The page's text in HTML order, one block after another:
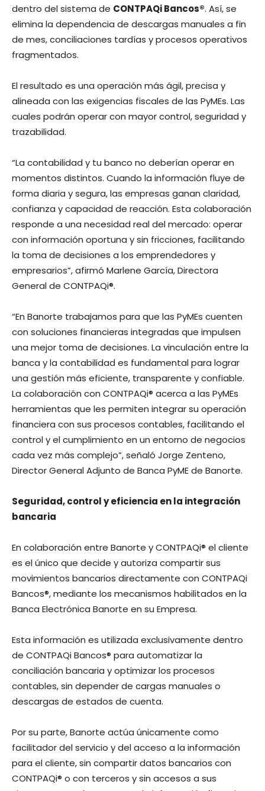
dentro del sistema de CONTPAQi Bancos®. Así, se
elimina la dependencia de descargas manuales a fin
de mes, conciliaciones tardías y procesos operativos
fragmentados. ​
El resultado es una operación más ágil, precisa y
alineada con las exigencias fiscales de las PyMEs. Las
cuales podrán operar con mayor control, seguridad y
trazabilidad.
“La contabilidad y tu banco no deberían operar en
momentos distintos. Cuando la información fluye de
forma diaria y segura, las empresas ganan claridad,
confianza y capacidad de reacción. Esta colaboración
responde a una necesidad real del mercado: operar
con información oportuna y sin fricciones, facilitando
la toma de decisiones a los emprendedores y
empresarios”, afirmó Marlene García, Directora
General de CONTPAQi®. ​ ​
“En Banorte trabajamos para que las PyMEs cuenten
con soluciones financieras integradas que impulsen
una mejor toma de decisiones. La vinculación entre la
banca y la contabilidad es fundamental para lograr
una gestión más eficiente, transparente y confiable.
La colaboración con CONTPAQi® acerca a las PyMEs
herramientas que les permiten integrar su operación
financiera con sus procesos contables, facilitando el
control y el cumplimiento en un entorno de negocios
cada vez más complejo”, señaló Jorge Zenteno,
Director General Adjunto de Banca PyME de Banorte.
Seguridad, control y eficiencia en la integración
bancaria
En colaboración entre Banorte y CONTPAQi® el cliente
es el único que decide y autoriza compartir sus
movimientos bancarios directamente con CONTPAQi
Bancos®, mediante los mecanismos habilitados en la
Banca Electrónica Banorte en su Empresa. ​
Esta información es utilizada exclusivamente dentro
de CONTPAQi Bancos® para automatizar la
conciliación bancaria y optimizar los procesos
contables, sin depender de cargas manuales o
descargas de estados de cuenta.
Por su parte, Banorte actúa únicamente como
facilitador del servicio y del acceso a la información
para el cliente, sin compartir datos bancarios con
CONTPAQi® o con terceros y sin accesos a sus